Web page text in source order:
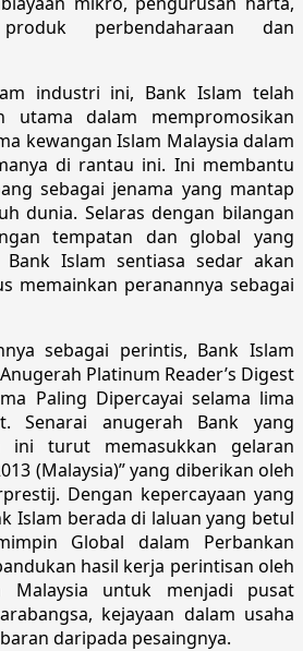
perbendaharaan dan
industri ini, Bank Islam telah
utama dalam mempromosikan
kewangan Islam Malaysia dalam
di rantau ini. Ini membantu
sebagai jenama yang mantap
dunia. Selaras dengan bilangan
tempatan dan global yang
Islam sentiasa sedar akan
memainkan peranannya sebagai
sebagai perintis, Bank Islam
Platinum Reader’s Digest
Paling Dipercayai selama lima
Senarai anugerah Bank yang
ini turut memasukkan gelaran
(Malaysia)” yang diberikan oleh
Dengan kepercayaan yang
Islam berada di laluan yang betul
Global dalam Perbankan
hasil kerja perintisan oleh
Malaysia untuk menjadi pusat
kejayaan dalam usaha
daripada pesaingnya.